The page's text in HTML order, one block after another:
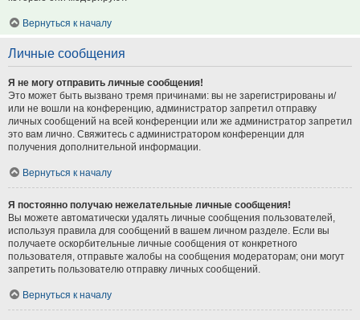
Вернуться к началу
Личные сообщения
Я не могу отправить личные сообщения!
Это может быть вызвано тремя причинами: вы не зарегистрированы и/
или не вошли на конференцию, администратор запретил отправку
личных сообщений на всей конференции или же администратор запретил
это вам лично. Свяжитесь с администратором конференции для
получения дополнительной информации.
Вернуться к началу
Я постоянно получаю нежелательные личные сообщения!
Вы можете автоматически удалять личные сообщения пользователей,
используя правила для сообщений в вашем личном разделе. Если вы
получаете оскорбительные личные сообщения от конкретного
пользователя, отправьте жалобы на сообщения модераторам; они могут
запретить пользователю отправку личных сообщений.
Вернуться к началу